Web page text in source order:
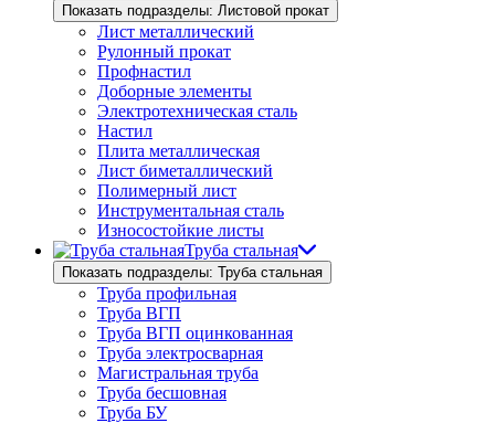
Показать подразделы: Листовой прокат
Лист металлический
Рулонный прокат
Профнастил
Доборные элементы
Электротехническая сталь
Настил
Плита металлическая
Лист биметаллический
Полимерный лист
Инструментальная сталь
Износостойкие листы
Труба стальная
Показать подразделы: Труба стальная
Труба профильная
Труба ВГП
Труба ВГП оцинкованная
Труба электросварная
Магистральная труба
Труба бесшовная
Труба БУ